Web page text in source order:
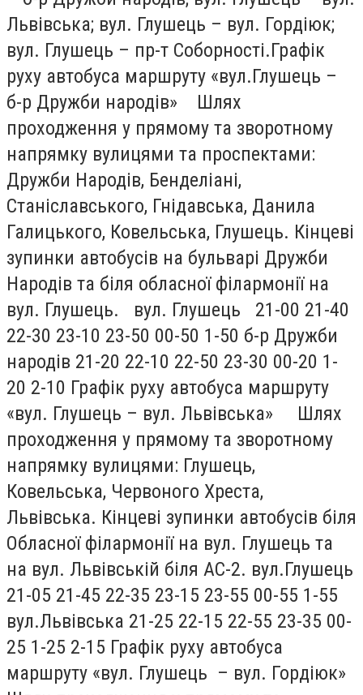
Львівська; вул. Глушець – вул. Гордіюк;
вул. Глушець – пр-т Соборності.Графік
руху автобуса маршруту «вул.Глушець –
б-р Дружби народів» Шлях
проходження у прямому та зворотному
напрямку вулицями та проспектами:
Дружби Народів, Бенделіані,
Станіславського, Гнідавська, Данила
Галицького, Ковельська, Глушець. Кінцеві
зупинки автобусів на бульварі Дружби
Народів та біля обласної філармонії на
вул. Глушець. вул. Глушець 21-00 21-40
22-30 23-10 23-50 00-50 1-50 б-р Дружби
народів 21-20 22-10 22-50 23-30 00-20 1-
20 2-10 Графік руху автобуса маршруту
«вул. Глушець – вул. Львівська» Шлях
проходження у прямому та зворотному
напрямку вулицями: Глушець,
Ковельська, Червоного Хреста,
Львівська. Кінцеві зупинки автобусів біля
Обласної філармонії на вул. Глушець та
на вул. Львівській біля АС-2. вул.Глушець
21-05 21-45 22-35 23-15 23-55 00-55 1-55
вул.Львівська 21-25 22-15 22-55 23-35 00-
25 1-25 2-15 Графік руху автобуса
маршруту «вул. Глушець – вул. Гордіюк»